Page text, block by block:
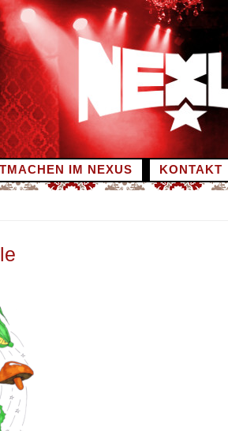
IM NEXUS KONTAKT